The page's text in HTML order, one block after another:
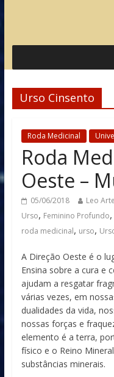
Urso Cinsento
Roda Medicinal
Roda
Oeste –
05/06/2018 Leo
Urso, Feminino Profundo,
roda medicinal, urso,
A Direção Oeste é o
Ensina sobre a cura e
ajudam a resgatar
várias vezes, em
dualidades da vida,
nossas forças e
elemento é a terra,
físico e o Reino
substâncias minerais.